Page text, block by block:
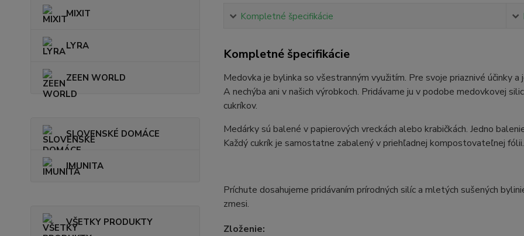
MIXIT
LYRA
ZEEN WORLD
SLOVENSKÉ DOMÁCE
IMUNITA
VŠETKY PRODUKTY
Kompletné špecifikácie
Kompletné špecifikácie
Medovka je bylinka so všestranným využitím. Pre svoje priaznivé účinky
A nechýba ani v našich výrobkoch. Pridávame ju v podobe medovkovej
cukríkov.
Medárky sú balené v papierových vreckách alebo krabičkách. Jedno
Každý cukrík je samostatne zabalený v priehľadnej kompostovateľnej fólii.
Príchute dosahujeme pridávaním prírodných silíc a mletých sušených
zmesi.
Zloženie: